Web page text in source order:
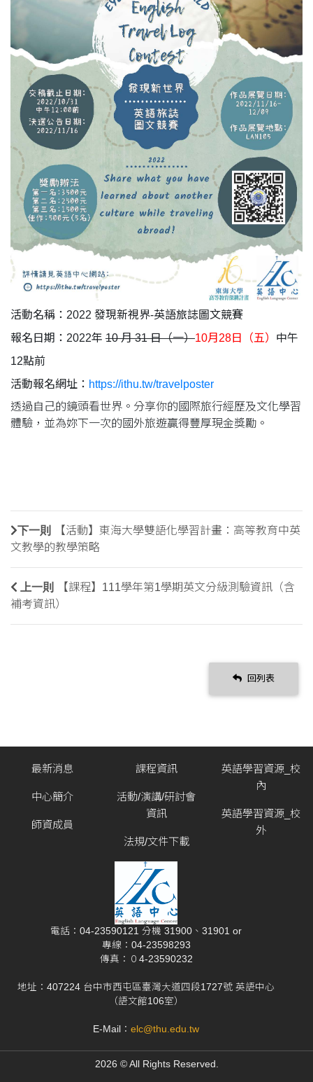
活動名稱：2022 發現新視界-英語旅誌圖文競賽
報名日期：2022年 10 月 31 日（一）10月28日（五） 中午
12點前
活動報名網址： https://ithu.tw/travelposter
透過自己的鏡頭看世界。分享你的國際旅行經歷及文化學習
體驗，並為妳下一次的國外旅遊贏得豐厚現金獎勵。
下一則
【活動】東海大學雙語化學習計畫：高等教育中英
文教學的教學策略
上一則
【課程】111學年第1學期英文分級測驗資訊（含
補考資訊）
回列表
最新消息
中心簡介
師資成員
課程資訊
活動/演講/研討會
資訊
法規/文件下載
英語學習資源_校
內
英語學習資源_校
外
電話：04-23590121 分機 31900、31901 or
專線：04-23598293
傳真：０4-23590232
地址：407224 台中市西屯區臺灣大道四段1727號 英語中心
（語文館106室）
E-Mail： elc@thu.edu.tw
2026 © All Rights Reserved.